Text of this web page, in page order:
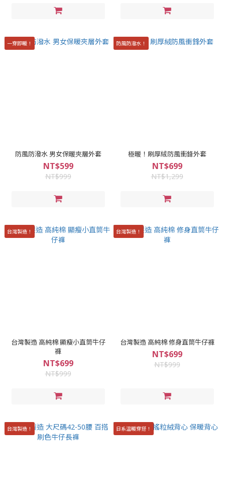
一穿即暖！
防風防潑水 男女保暖夾層外套
NT$599
NT$999
防風防潑水！
極暖！刷厚絨防風衝鋒外套
NT$699
NT$1,299
台灣製造！
台灣製造 高純棉 顯瘦小直筒牛仔
褲
NT$699
NT$999
台灣製造！
台灣製造 高純棉 修身直筒牛仔褲
NT$699
NT$999
台灣製造！ 日系溫暖穿搭！